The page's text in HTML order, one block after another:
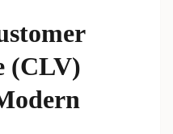
(CLV)